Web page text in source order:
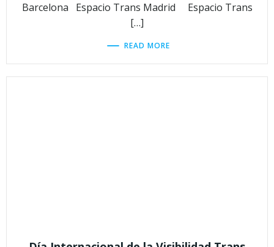
Barcelona Espacio Trans Madrid Espacio Trans
[…]
READ MORE